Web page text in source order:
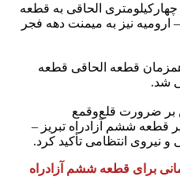
الحاقی به قطعه
– ارومیه نیز به میمنت دهه فجر
قطعه الحاقی قطعه
شد.
بر ضرورت قلع‌وقمع
ششم آزادراه تبریز –
نیروی انتظامی تأکید کرد.
و ۶۰ میلیاردتومانی برای قطعه ششم آزادراه